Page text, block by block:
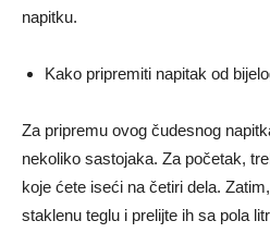
napitku.
Kako pripremiti napitak od
Za pripremu ovog čudesnog
nekoliko sastojaka. Za početak,
koje ćete iseći na četiri dela.
staklenu teglu i prelijte ih sa pola